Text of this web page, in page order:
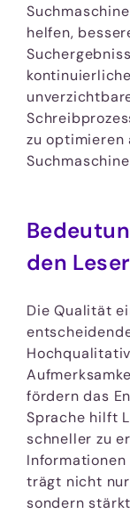
helfen,
zu optimieren
den Leser
Die Qualität
fördern das
Sprache hilft
schneller zu
trägt nicht
sondern